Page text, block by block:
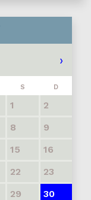
›
S D
1
2
8
9
15
16
22
23
29
30